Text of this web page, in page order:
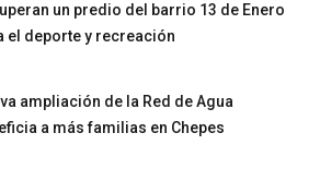
un predio del barrio 13 de Enero
el deporte y recreación
ampliación de la Red de Agua
a más familias en Chepes